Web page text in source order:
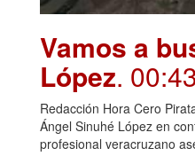
Vamos a
López.
Redacción Hora Cero
Ángel Sinuhé López en
profesional veracruzano